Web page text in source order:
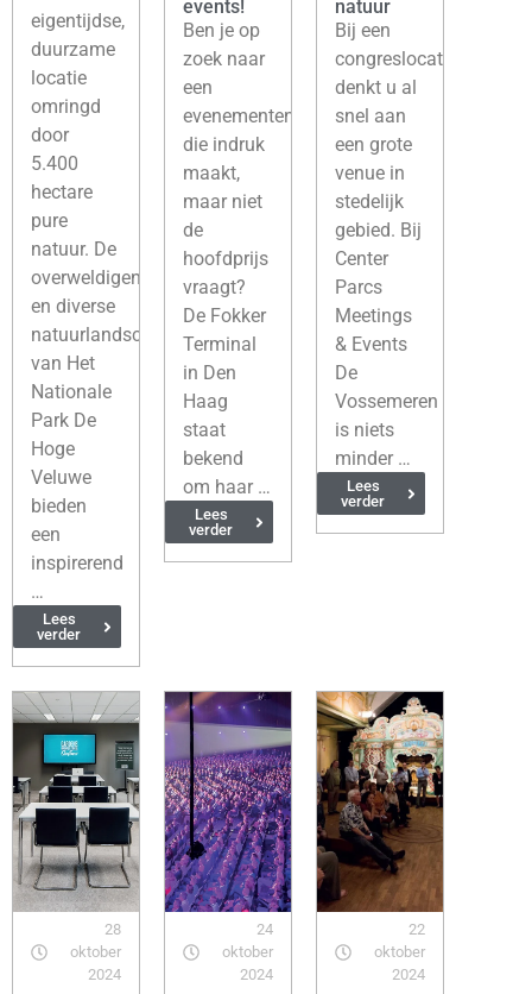
eigentijdse,
duurzame
locatie
omringd
door
5.400
hectare
pure
natuur. De
overweldigende
en diverse
natuurlandschappen
van Het
Nationale
Park De
Hoge
Veluwe
bieden
een
inspirerend
…
Lees
verder
events!
Ben je op
zoek naar
een
evenementenlocatie
die indruk
maakt,
maar niet
de
hoofdprijs
vraagt?
De Fokker
Terminal
in Den
Haag
staat
bekend
om haar …
Lees
verder
natuur
Bij een
congreslocatie
denkt u al
snel aan
een grote
venue in
stedelijk
gebied. Bij
Center
Parcs
Meetings
& Events
De
Vossemeren
is niets
minder …
Lees
verder
28
oktober
2024
24
oktober
2024
22
oktober
2024